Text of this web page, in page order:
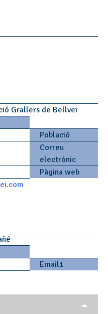
Grallers de Bellvei
Població
Correu
electrònic
Pàgina web
Email1